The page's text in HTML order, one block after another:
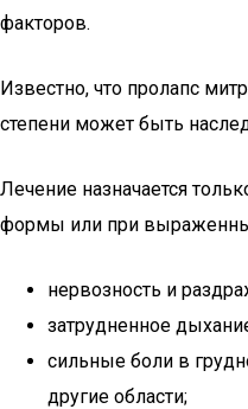
факторов.
Известно, что пролапс
степени может быть
Лечение назначается
формы или при
нервозность и
затрудненное
сильные боли в
другие области;